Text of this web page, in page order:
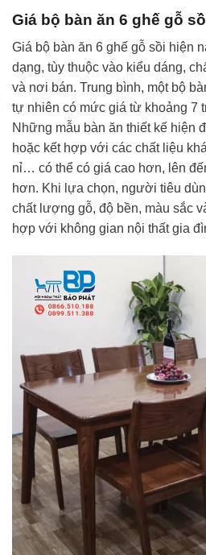
Giá bộ bàn ăn 6 ghế gỗ
Giá bộ bàn ăn 6 ghế gỗ sồi hiện
dạng, tùy thuộc vào kiểu dáng,
và nơi bán. Trung bình, một bộ
tự nhiên có mức giá từ khoảng 7
Những mẫu bàn ăn thiết kế hiện
hoặc kết hợp với các chất liệu
nỉ… có thể có giá cao hơn, lên
hơn. Khi lựa chọn, người tiêu
chất lượng gỗ, độ bền, màu sắc
hợp với không gian nội thất gia